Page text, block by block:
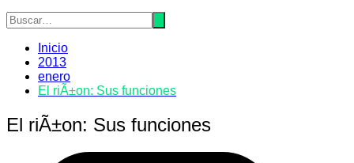
Inicio
2013
enero
El riÃ±on: Sus funciones
El riÃ±on: Sus funciones